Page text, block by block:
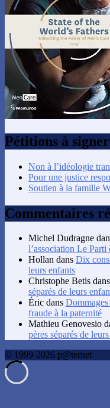
Pétitions à signer
Non à l’idéologie
Pour une justice
Soutien à la famille
Commentaires
Michel Dudragne
l’association Le
Hollan dans Dix
leurs enfants
Christophe Betis dans
séparés de leurs
Éric dans Dommages
fraude à la paternité
Mathieu Genovesio
pères séparés de
© 1999-2026 p@ternet